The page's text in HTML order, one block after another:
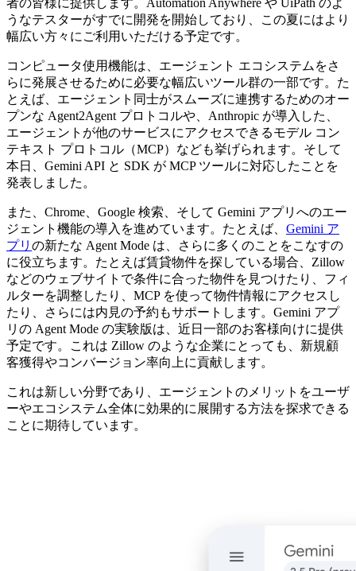
者の皆様に提供します。Automation Anywhere や UiPath のよ
うなテスターがすでに開発を開始しており、この夏にはより
幅広い方々にご利用いただける予定です。
コンピュータ使用機能は、エージェント エコシステムをさ
らに発展させるために必要な幅広いツール群の一部です。た
とえば、エージェント同士がスムーズに連携するためのオー
プンな Agent2Agent プロトコルや、Anthropic が導入した、
エージェントが他のサービスにアクセスできるモデル コン
テキスト プロトコル（MCP）なども挙げられます。そして
本日、Gemini API と SDK が MCP ツールに対応したことを
発表しました。
また、Chrome、Google 検索、そして Gemini アプリへのエー
ジェント機能の導入を進めています。たとえば、 Gemini ア
プリ の新たな Agent Mode は、さらに多くのことをこなすの
に役立ちます。たとえば賃貸物件を探している場合、Zillow
などのウェブサイトで条件に合った物件を見つけたり、フィ
ルターを調整したり、MCP を使って物件情報にアクセスし
たり、さらには内見の予約もサポートします。Gemini アプ
リの Agent Mode の実験版は、近日一部のお客様向けに提供
予定です。これは Zillow のような企業にとっても、新規顧
客獲得やコンバージョン率向上に貢献します。
これは新しい分野であり、エージェントのメリットをユーザ
ーやエコシステム全体に効果的に展開する方法を探求できる
ことに期待しています。